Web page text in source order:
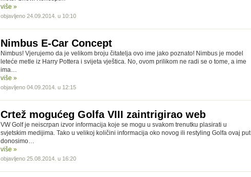
više »
objavljeno 24.09.2014. u 10:10
Nimbus E-Car Concept
Nimbus! Vjerujemo da je velikom broju čitatelja ovo ime jako poznato! Nimbus je model
leteće metle iz Harry Pottera i svijeta vještica. No, ovom prilikom ne radi se o tome, a ime
ima…
više »
objavljeno 04.09.2014. u 12:15
Crtež mogućeg Golfa VIII zaintrigirao web
VW Golf je neiscrpan izvor informacija koje se mogu u svakom trenutku plasirati u
svjetskim medijima. Tako u velikoj količini informacija oko novog ili restyling Golfa ovaj put
donosimo…
više »
objavljeno 25.08.2014. u 16:20